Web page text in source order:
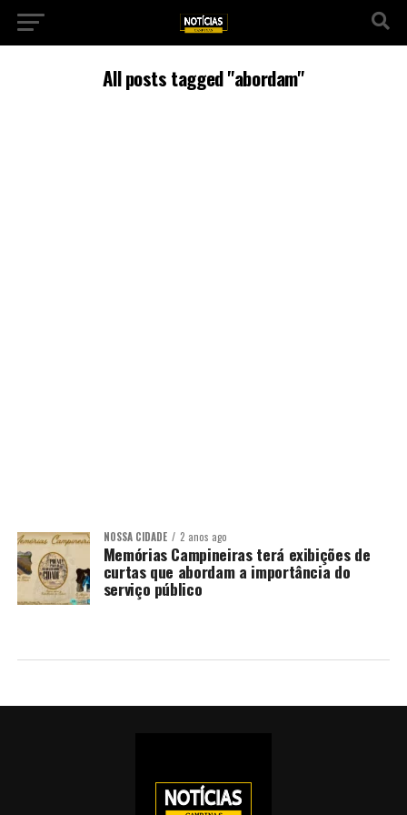
All posts tagged "abordam"
NOSSA CIDADE 2 anos ago
Memórias Campineiras terá exibições de
curtas que abordam a importância do
serviço público